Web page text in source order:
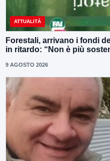
ATTUALITÀ
Forestali, arrivano i fondi
in ritardo: “Non è più
9 AGOSTO 2026